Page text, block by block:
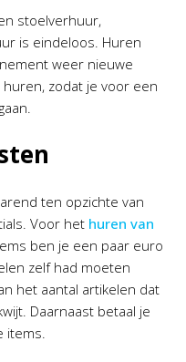
stoelverhuur,
is eindeloos. Huren
weer nieuwe
zodat je voor een
ten opzichte van
Voor het huren van
ben je een paar euro
zelf had moeten
het aantal artikelen dat
Daarnaast betaal je
items.